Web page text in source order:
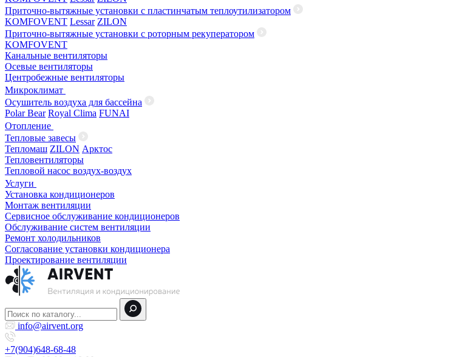
Приточно-вытяжные установки с пластинчатым теплоутилизатором
KOMFOVENT Lessar ZILON
Приточно-вытяжные установки с роторным рекуператором
KOMFOVENT
Канальные вентиляторы
Осевые вентиляторы
Центробежные вентиляторы
Микроклимат
Осушитель воздуха для бассейна
Polar Bear Royal Clima FUNAI
Отопление
Тепловые завесы
Тепломаш ZILON Арктос
Тепловентиляторы
Тепловой насос воздух-воздух
Услуги
Установка кондиционеров
Монтаж вентиляции
Сервисное обслуживание кондиционеров
Обслуживание систем вентиляции
Ремонт холодильников
Согласование установки кондиционера
Проектирование вентиляции
info@airvent.org
+7(904)648-68-48